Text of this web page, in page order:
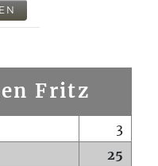
Fritz
3
25